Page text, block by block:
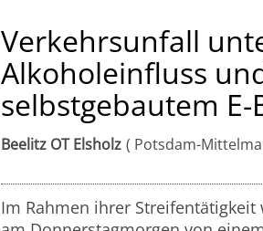
Verkehrsunfall
Alkoholeinfluss
selbstgebautem E-
Beelitz OT Elsholz Potsdam-
Im Rahmen ihrer